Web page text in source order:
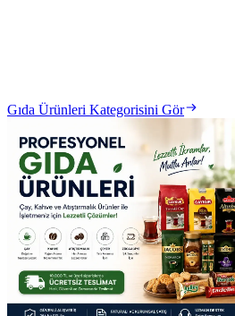
Gıda Ürünleri Kategorisini Gör